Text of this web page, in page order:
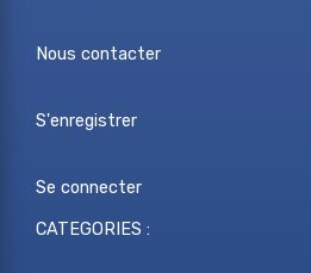
Nous contacter
S'enregistrer
Se connecter
CATEGORIES :